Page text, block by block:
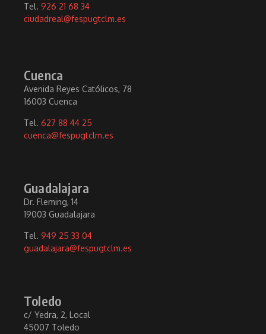
Tel. 926 21 68 34
ciudadreal@fespugtclm.es
Cuenca
Avenida Reyes Católicos, 78
16003 Cuenca
Tel. 627 88 44 25
cuenca@fespugtclm.es
Guadalajara
Dr. Fleming, 14
19003 Guadalajara
Tel. 949 25 33 04
guadalajara@fespugtclm.es
Toledo
c/ Yedra, 2, Local
45007 Toledo